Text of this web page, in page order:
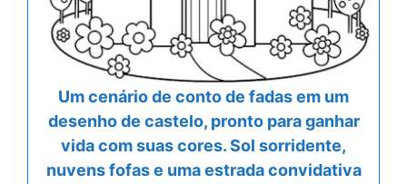
Um cenário de conto de fadas em um
desenho de castelo, pronto para ganhar
vida com suas cores. Sol sorridente,
nuvens fofas e uma estrada convidativa